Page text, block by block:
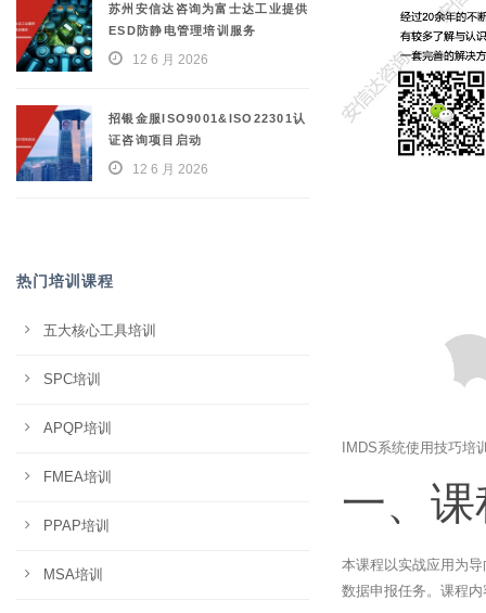
IMDS系统使用技巧培
一、
本课程以实战应用为
数据申报任务。课程
苏州安信达咨询为富士达工业提供
ESD防静电管理培训服务
12 6 月 2026
招银金服ISO9001&ISO22301认
证咨询项目启动
12 6 月 2026
热门培训课程
五大核心工具培训
SPC培训
APQP培训
FMEA培训
PPAP培训
MSA培训